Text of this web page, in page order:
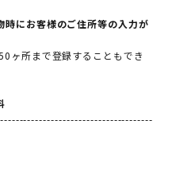
にお客様のご住所等の入力が
ヶ所まで登録することもでき